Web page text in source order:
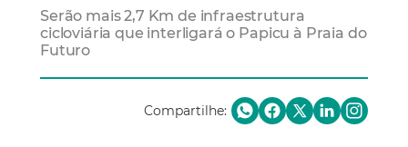
Serão mais 2,7 Km de infraestrutura
cicloviária que interligará o Papicu à Praia do
Futuro
Compartilhe: